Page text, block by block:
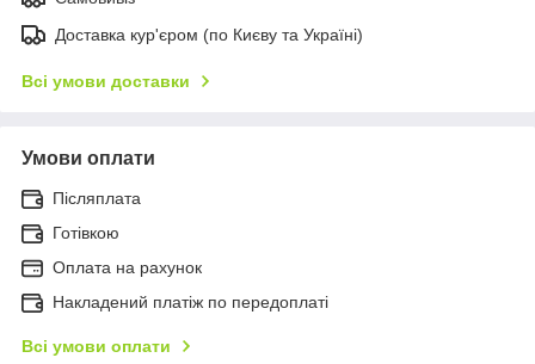
Доставка кур'єром (по Києву та Україні)
Всі умови доставки
Умови оплати
Післяплата
Готівкою
Оплата на рахунок
Накладений платіж по передоплаті
Всі умови оплати